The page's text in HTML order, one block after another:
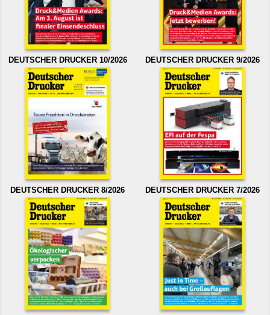
DEUTSCHER DRUCKER 10/2026 DEUTSCHER DRUCKER 9/2026
DEUTSCHER DRUCKER 8/2026 DEUTSCHER DRUCKER 7/2026